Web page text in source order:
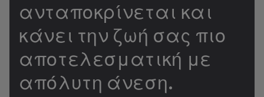
ανταποκρίνεται και
κάνει την ζωή σας πιο
αποτελεσματική με
απόλυτη άνεση.